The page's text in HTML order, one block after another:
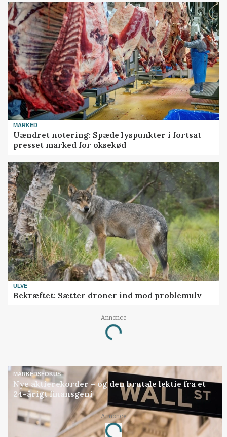
MARKED
Uændret notering: Spæde lyspunkter i fortsat
presset marked for oksekød
ULVE
Bekræftet: Sætter droner ind mod problemulv
Annonce
Loading...
MARKEDSFOKUS
Nye aktierekorder – og den brutale lektie fra et
24-årigt finansgeni
Annonce
Loading...